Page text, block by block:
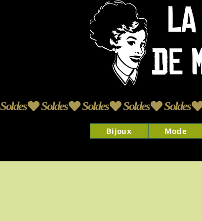
Soldes
Bijoux Mode